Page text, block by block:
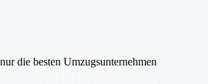
die besten Umzugsunternehmen